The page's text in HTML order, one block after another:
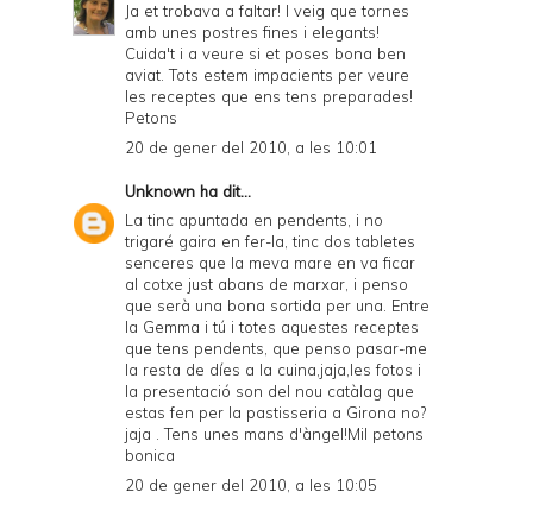
Ja et trobava a faltar! I veig que tornes
amb unes postres fines i elegants!
Cuida't i a veure si et poses bona ben
aviat. Tots estem impacients per veure
les receptes que ens tens preparades!
Petons
20 de gener del 2010, a les 10:01
Unknown ha dit...
La tinc apuntada en pendents, i no
trigaré gaira en fer-la, tinc dos tabletes
senceres que la meva mare en va ficar
al cotxe just abans de marxar, i penso
que serà una bona sortida per una. Entre
la Gemma i tú i totes aquestes receptes
que tens pendents, que penso pasar-me
la resta de díes a la cuina,jaja,les fotos i
la presentació son del nou catàlag que
estas fen per la pastisseria a Girona no?
jaja . Tens unes mans d'àngel!Mil petons
bonica
20 de gener del 2010, a les 10:05